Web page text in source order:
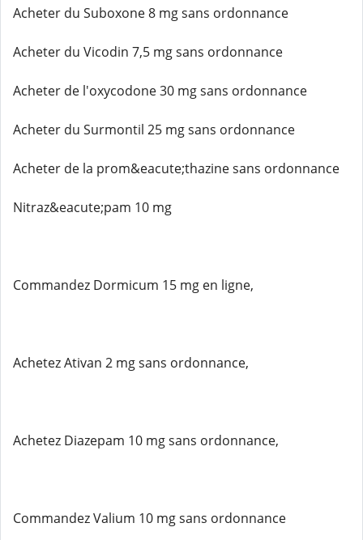
Acheter du Suboxone 8 mg sans ordonnance
Acheter du Vicodin 7,5 mg sans ordonnance
Acheter de l'oxycodone 30 mg sans ordonnance
Acheter du Surmontil 25 mg sans ordonnance
Acheter de la prom&eacute;thazine sans ordonnance
Nitraz&eacute;pam 10 mg
Commandez Dormicum 15 mg en ligne,
Achetez Ativan 2 mg sans ordonnance,
Achetez Diazepam 10 mg sans ordonnance,
Commandez Valium 10 mg sans ordonnance